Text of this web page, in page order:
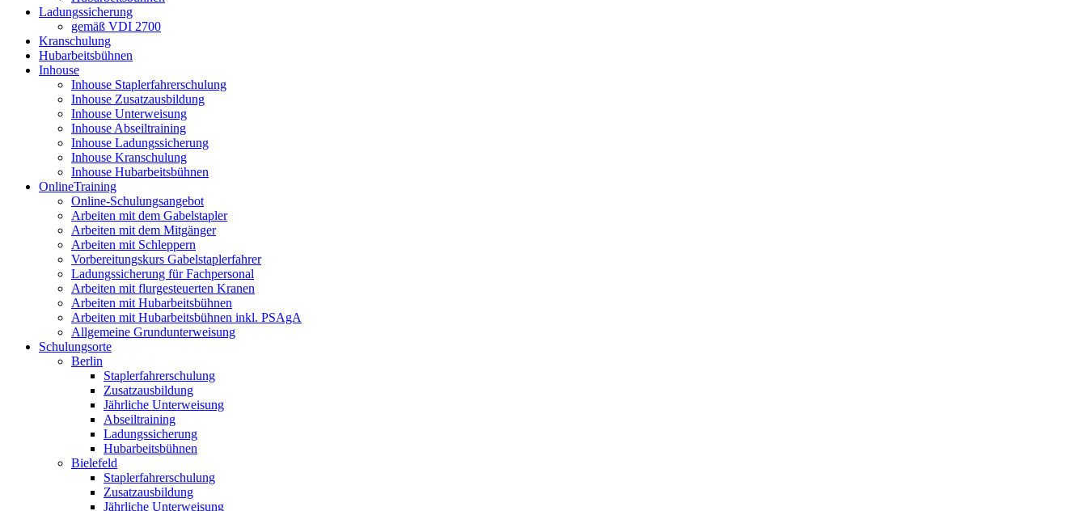
Ladungssicherung
gemäß VDI 2700
Kranschulung
Hubarbeitsbühnen
Inhouse
Inhouse Staplerfahrerschulung
Inhouse Zusatzausbildung
Inhouse Unterweisung
Inhouse Abseiltraining
Inhouse Ladungssicherung
Inhouse Kranschulung
Inhouse Hubarbeitsbühnen
OnlineTraining
Online-Schulungsangebot
Arbeiten mit dem Gabelstapler
Arbeiten mit dem Mitgänger
Arbeiten mit Schleppern
Vorbereitungskurs Gabelstaplerfahrer
Ladungssicherung für Fachpersonal
Arbeiten mit flurgesteuerten Kranen
Arbeiten mit Hubarbeitsbühnen
Arbeiten mit Hubarbeitsbühnen inkl. PSAgA
Allgemeine Grundunterweisung
Schulungsorte
Berlin
Staplerfahrerschulung
Zusatzausbildung
Jährliche Unterweisung
Abseiltraining
Ladungssicherung
Hubarbeitsbühnen
Bielefeld
Staplerfahrerschulung
Zusatzausbildung
Jährliche Unterweisung